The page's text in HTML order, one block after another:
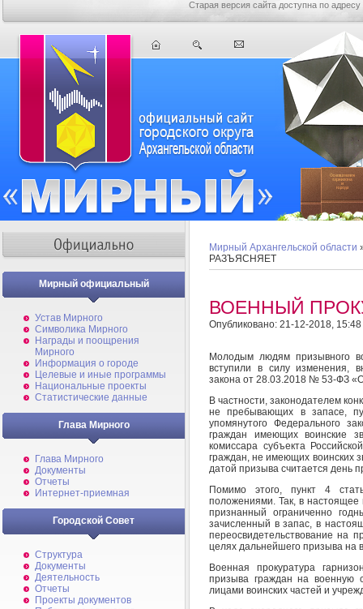
Старая версия сайта доступна по адресу
Мирный официальный
Устав Мирного
Символика Мирного
Награды и поощрения
Мирного
Информация о городе
Целевые и иные программы
Национальные проекты
Статистические данные
Глава Мирного
Глава Мирного
Документы
Отчеты
Интернет-приемная
Городской Совет
Структура
Документы
Деятельность
Отчеты
Проекты документов
Мирный Архангельской области
РАЗЪЯСНЯЕТ
ВОЕННЫЙ
Опубликовано: 21-12-2018, 15:48
Молодым людям призывного
вступили в силу изменения,
закона от 28.03.2018 № 53-ФЗ
В частности, законодателем
не пребывающих в запасе,
упомянутого Федерального
граждан имеющих воинские
комиссара субъекта
граждан, не имеющих воинских
датой призыва считается день
Помимо этого, пункт 4
положениями. Так, в настоящее
признанный ограниченно
зачисленный в запас, в
переосвидетельствование на
целях дальнейшего призыва на
Военная прокуратура
призыва граждан на военную
лицами воинских частей и